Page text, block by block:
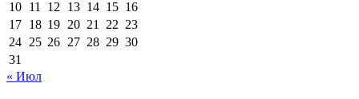
10 11 12 13 14 15 16
17 18 19 20 21 22 23
24 25 26 27 28 29 30
31
« Июл